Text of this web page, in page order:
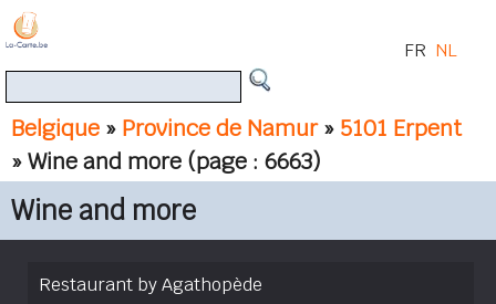
Belgique » Province de Namur» 5101 Erpent
» Wine and more (page : 6663)
FR NL
Wine and more
Restaurant by Agathopède